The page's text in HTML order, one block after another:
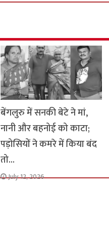
बेंगलुरु में सनकी बेटे ने मां,
नानी और बहनोई को काटा;
पड़ोसियों ने कमरे में किया बंद
तो…
July 12, 2026